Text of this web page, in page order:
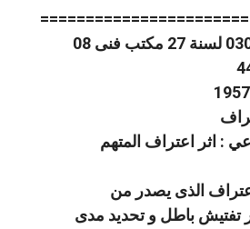
الطعن رقم 0307 لسنة 27 مكتب فنى 08
: اثر اعتراف المتهم
الذى يصدر من
تفتيش باطل و تحديد مدى